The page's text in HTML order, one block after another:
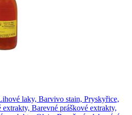
laky, Barvivo stain, Pryskyřice,
extrakty, Barevné práškové extrakty,